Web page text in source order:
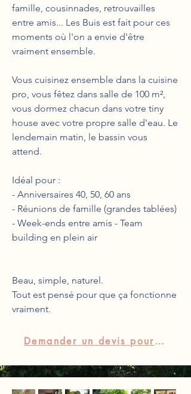
famille, cousinnades, retrouvailles
entre amis... Les Buis est fait pour ces
moments où l'on a envie d'être
vraiment ensemble.
Vous cuisinez ensemble dans la cuisine
pro, vous fêtez dans salle de 100 m²,
vous dormez chacun dans votre tiny
house avec votre propre salle d'eau. Le
lendemain matin, le bassin vous
attend.
Idéal pour :
- Anniversaires 40, 50, 60 ans
- Réunions de famille (grandes tablées)
- Week-ends entre amis - Team
building en plein air
Beau, simple, naturel.
Tout est pensé pour que ça fonctionne
vraiment.
Demander un devis pour votre groupe